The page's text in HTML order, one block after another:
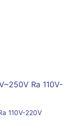
110V-220V